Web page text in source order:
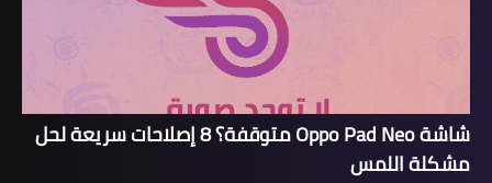
شاشة Oppo Pad Neo متوقفة؟ 8 إصلاحات سريعة لحل
مشكلة اللمس